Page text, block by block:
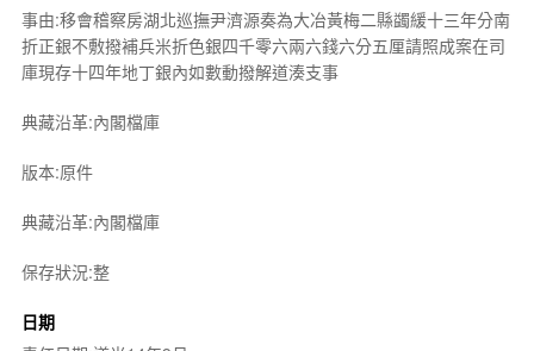
事由:移會稽察房湖北巡撫尹濟源奏為大冶黃梅二縣蠲緩十三年分南
折正銀不敷撥補兵米折色銀四千零六兩六錢六分五厘請照成案在司
庫現存十四年地丁銀內如數動撥解道湊支事
典藏沿革:內閣檔庫
版本:原件
典藏沿革:內閣檔庫
保存狀況:整
日期